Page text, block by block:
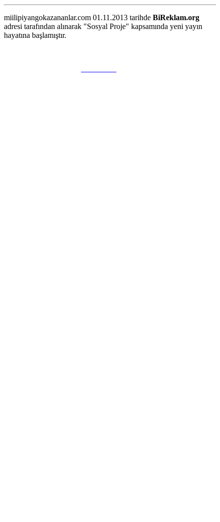
miilipiyangokazananlar.com 01.11.2013 tarihde BiReklam.org
adresi tarafından alınarak "Sosyal Proje" kapsamında yeni yayın
hayatına başlamıştır.